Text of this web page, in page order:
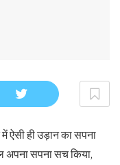
ही उड़ान का सपना
अपना सपना सच किया,